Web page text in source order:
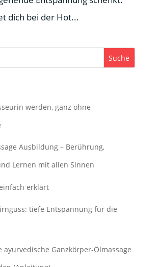
dich bei der Hot...
Suche
werden, ganz ohne
Ausbildung – Berührung,
Lernen mit allen Sinnen
erklärt
tiefe Entspannung für die
ayurvedische Ganzkörper-Ölmassage